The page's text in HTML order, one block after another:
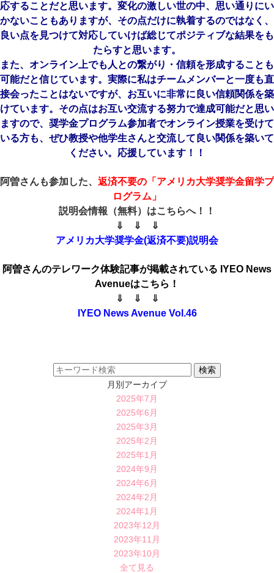
応することだと思います。変化の激しい世の中、思い通りにい
かないこともありますが、その点だけに執着するのではなく、
良い点を見つけて対応していけば総じてポジティブな結果をも
たらすと思います。
また、オンライン上でも人との繋がり・信頼を形成することも
可能だと信じています。実際に私はチームメンバーと一度も直
接会ったことはないですが、お互いに非常に良い信頼関係を築
けています。その点はお互い交流する努力で達成可能だと思い
ますので、奨学金プログラム参加者でオンライン授業を受けて
いる方も、ぜひ教授や他学生さんと交流して良い関係を築いて
ください。 応援しています！！
阿曽さんも参加した、 返済不要の「アメリカ大学奨学金留学プ
ログラム」
説明会情報（無料）はこちらへ！！
⇓ ⇓ ⇓
アメリカ大学奨学金(返済不要)説明会
阿曽さんのテレワーク体験記事が掲載されている IYEO News
Avenueはこちら！
⇓ ⇓ ⇓
IYEO News Avenue Vol.46
月別アーカイブ
2025年7月
2025年6月
2025年3月
2025年2月
2025年1月
2024年9月
2024年6月
2024年2月
2024年1月
2023年12月
2023年11月
2023年10月
全て見る